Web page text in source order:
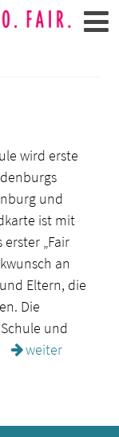
wird erste
und
ist mit
„Fair
an
Eltern, die
Die
und
weiter